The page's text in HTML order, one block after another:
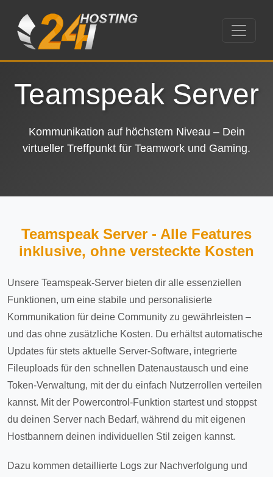
Teamspeak Server
Kommunikation auf höchstem Niveau – Dein
virtueller Treffpunkt für Teamwork und Gaming.
Teamspeak Server - Alle Features
inklusive, ohne versteckte Kosten
Unsere Teamspeak-Server bieten dir alle essenziellen
Funktionen, um eine stabile und personalisierte
Kommunikation für deine Community zu gewährleisten –
und das ohne zusätzliche Kosten. Du erhältst automatische
Updates für stets aktuelle Server-Software, integrierte
Fileuploads für den schnellen Datenaustausch und eine
Token-Verwaltung, mit der du einfach Nutzerrollen verteilen
kannst. Mit der Powercontrol-Funktion startest und stoppst
du deinen Server nach Bedarf, während du mit eigenen
Hostbannern deinen individuellen Stil zeigen kannst.
Dazu kommen detaillierte Logs zur Nachverfolgung und